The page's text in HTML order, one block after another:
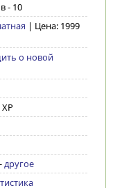
- 10
| Цена: 1999
о новой
-другое